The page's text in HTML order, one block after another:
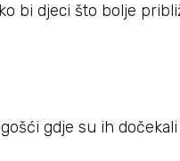
bi djeci što bolje
gdje su ih